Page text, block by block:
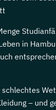
in
schlechtes
– und